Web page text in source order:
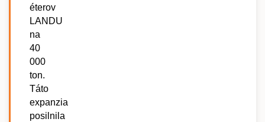
éterov
LANDU
na
40
000
ton.
Táto
expanzia
posilnila